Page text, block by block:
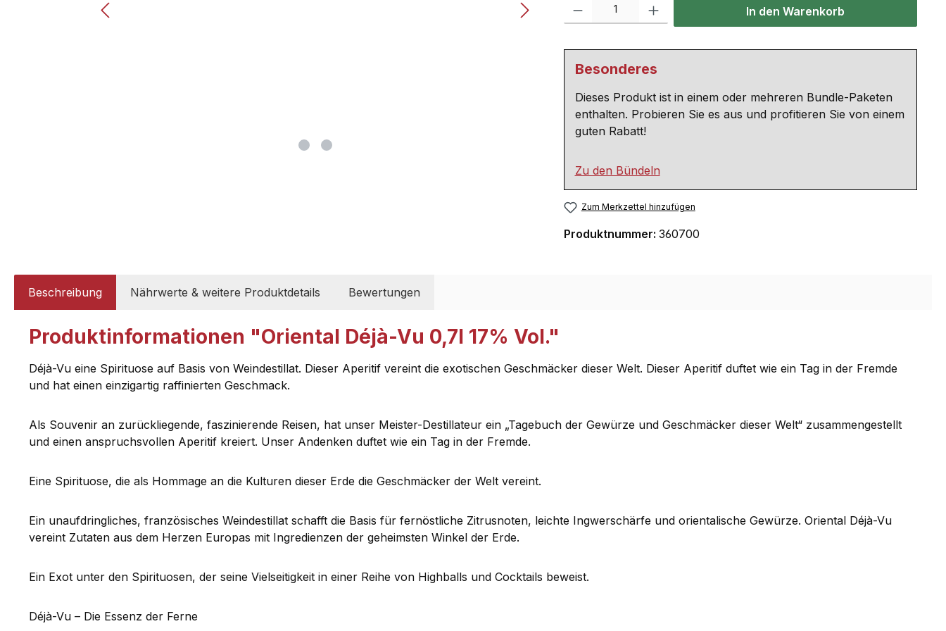
In den Warenkorb
Besonderes
Dieses Produkt ist in einem oder mehreren Bundle-Paketen
enthalten. Probieren Sie es aus und profitieren Sie von einem
guten Rabatt!
Zu den Bündeln
Zum Merkzettel hinzufügen
Produktnummer: 360700
Beschreibung Nährwerte & weitere Produktdetails Bewertungen
Produktinformationen "Oriental Déjà-Vu 0,7l 17% Vol."
Déjà-Vu eine Spirituose auf Basis von Weindestillat. Dieser Aperitif vereint die exotischen Geschmäcker dieser Welt. Dieser Aperitif duftet wie ein Tag in der Fremde
und hat einen einzigartig raffinierten Geschmack.
Als Souvenir an zurückliegende, faszinierende Reisen, hat unser Meister-Destillateur ein „Tagebuch der Gewürze und Geschmäcker dieser Welt“ zusammengestellt
und einen anspruchsvollen Aperitif kreiert. Unser Andenken duftet wie ein Tag in der Fremde.
Eine Spirituose, die als Hommage an die Kulturen dieser Erde die Geschmäcker der Welt vereint.
Ein unaufdringliches, französisches Weindestillat schafft die Basis für fernöstliche Zitrusnoten, leichte Ingwerschärfe und orientalische Gewürze. Oriental Déjà-Vu
vereint Zutaten aus dem Herzen Europas mit Ingredienzen der geheimsten Winkel der Erde.
Ein Exot unter den Spirituosen, der seine Vielseitigkeit in einer Reihe von Highballs und Cocktails beweist.
Déjà-Vu – Die Essenz der Ferne